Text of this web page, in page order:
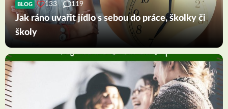
BLOG 133 119
Jak ráno uvařit jídlo s sebou do práce, školky či
školy